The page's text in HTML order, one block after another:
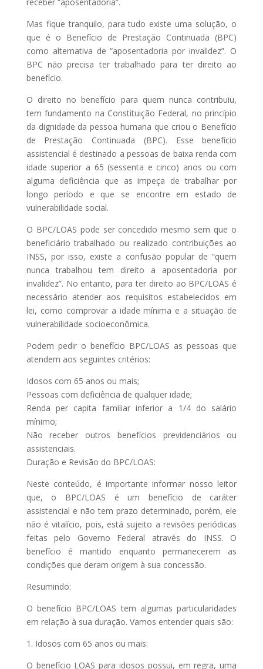
Mas fique tranquilo, para tudo existe uma solução, o
que é o Benefício de Prestação Continuada (BPC)
como alternativa de “aposentadoria por invalidez”. O
BPC não precisa ter trabalhado para ter direito ao
benefício.
O direito no benefício para quem nunca contribuiu,
tem fundamento na Constituição Federal, no princípio
da dignidade da pessoa humana que criou o Benefício
de Prestação Continuada (BPC). Esse benefício
assistencial é destinado a pessoas de baixa renda com
idade superior a 65 (sessenta e cinco) anos ou com
alguma deficiência que as impeça de trabalhar por
longo período e que se encontre em estado de
vulnerabilidade social.
O BPC/LOAS pode ser concedido mesmo sem que o
beneficiário trabalhado ou realizado contribuições ao
INSS, por isso, existe a confusão popular de “quem
nunca trabalhou tem direito a aposentadoria por
invalidez”. No entanto, para ter direito ao BPC/LOAS é
necessário atender aos requisitos estabelecidos em
lei, como comprovar a idade mínima e a situação de
vulnerabilidade socioeconômica.
Podem pedir o benefício BPC/LOAS as pessoas que
atendem aos seguintes critérios:
Idosos com 65 anos ou mais;
Pessoas com deficiência de qualquer idade;
Renda per capita familiar inferior a 1/4 do salário
mínimo;
Não receber outros benefícios previdenciários ou
assistenciais.
Duração e Revisão do BPC/LOAS:
Neste conteúdo, é importante informar nosso leitor
que, o BPC/LOAS é um benefício de caráter
assistencial e não tem prazo determinado, porém, ele
não é vitalício, pois, está sujeito a revisões periódicas
feitas pelo Governo Federal através do INSS. O
benefício é mantido enquanto permanecerem as
condições que deram origem à sua concessão.
Resumindo:
O benefício BPC/LOAS tem algumas particularidades
em relação à sua duração. Vamos entender quais são:
1. Idosos com 65 anos ou mais:
O benefício LOAS para idosos possui, em regra, uma